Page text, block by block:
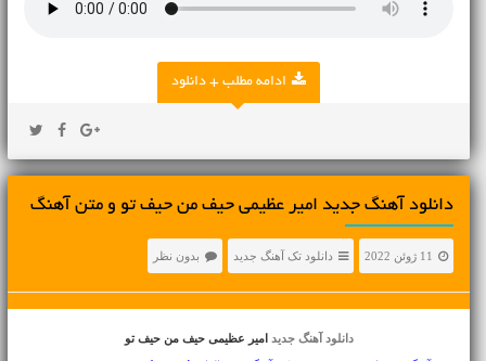
ادامه مطلب + دانلود
دانلود آهنگ جديد امیر عظیمی حیف من حیف تو و متن آهنگ
11 ژوئن 2022 دانلود تک آهنگ جدید بدون نظر
دانلود آهنگ جدید امیر عظیمی حیف من حیف تو